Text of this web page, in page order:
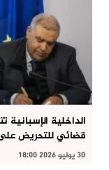
الداخلية الإسبانية
قضائي للتحريض
30 يوليو 2026 18:00